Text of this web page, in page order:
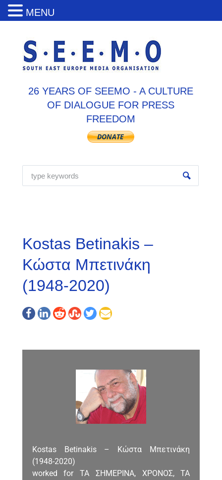
26 YEARS OF SEEMO - A CULTURE
OF DIALOGUE FOR PRESS
FREEDOM
Kostas Betinakis –
Κώστα Μπετινάκη
(1948-2020)
Kostas Betinakis – Κώστα Μπετινάκη
(1948-2020)
worked for ΤΑ ΣΗΜΕΡΙΝΑ, ΧΡΟΝΟΣ, ΤΑ
MENU